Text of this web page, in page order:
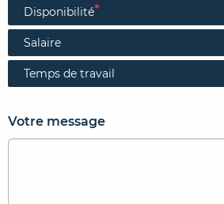
Disponibilité*
Salaire
Temps de travail
Votre message